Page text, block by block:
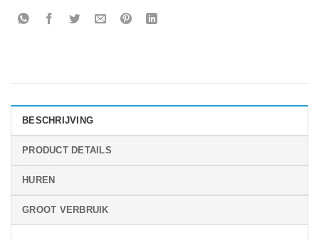
BESCHRIJVING
PRODUCT DETAILS
HUREN
GROOT VERBRUIK